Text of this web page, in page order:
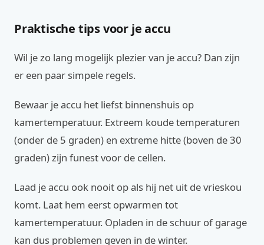
Praktische tips voor je accu
Wil je zo lang mogelijk plezier van je accu? Dan zijn
er een paar simpele regels.
Bewaar je accu het liefst binnenshuis op
kamertemperatuur. Extreem koude temperaturen
(onder de 5 graden) en extreme hitte (boven de 30
graden) zijn funest voor de cellen.
Laad je accu ook nooit op als hij net uit de vrieskou
komt. Laat hem eerst opwarmen tot
kamertemperatuur. Opladen in de schuur of garage
kan dus problemen geven in de winter.